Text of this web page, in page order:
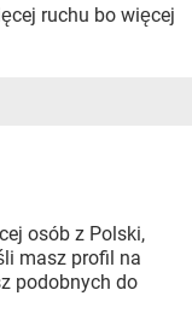
ruchu bo więcej
osób z Polski,
masz profil na
podobnych do